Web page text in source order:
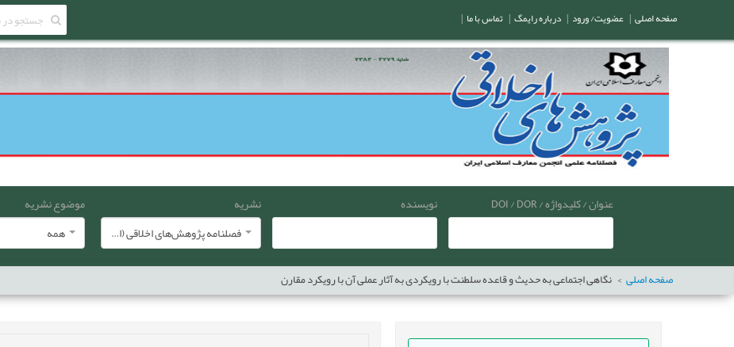
عنوان / کلیدواژه / DOI / DOR نویسنده
نشریه
فصلنامه پژوهش‌های اخلاقی (انجمن معارف اسلامی ایران)
موضوع نشریه
همه
صفحه اصلی نگاهی اجتماعی به حدیث و قاعده سلطنت با رویکردی به آثار عملی آن با رویکرد مقارن
صفحه اصلی | عضویت/ ورود | درباره رایمگ | تماس با ما |